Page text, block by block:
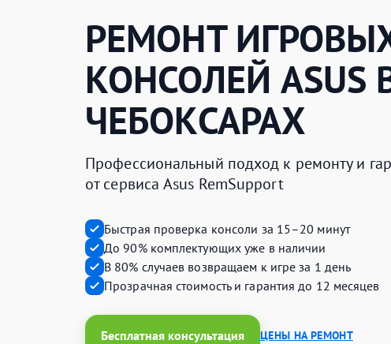
РЕМОНТ
КОНСОЛЕЙ ASUS
ЧЕБОКСАРАХ
Профессиональный подход к ремонту и
от сервиса Asus RemSupport
Быстрая проверка консоли за 15–20 минут
До 90% комплектующих уже в наличии
В 80% случаев возвращаем к игре за 1 день
Прозрачная стоимость и гарантия до 12 месяцев
Бесплатная консультация ЦЕНЫ НА РЕМОНТ